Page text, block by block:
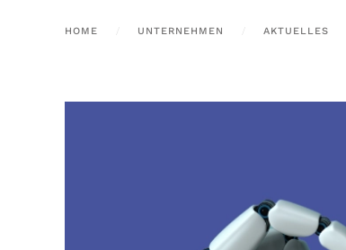
HOME UNTERNEHMEN AKTUELLES